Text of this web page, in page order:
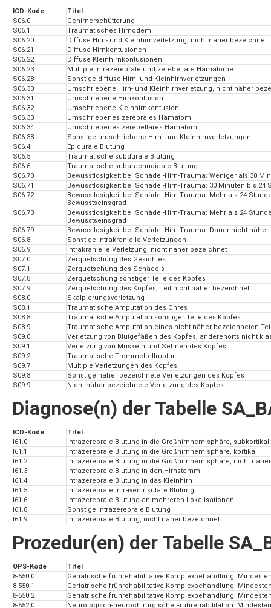
ICD-Kode
Titel
S06.0
Gehirnerschütterung
S06.1
Traumatisches Hirnödem
S06.20
Diffuse Hirn- und Kleinhirnverletzung, nicht näher bezeichnet
S06.21
Diffuse Hirnkontusionen
S06.22
Diffuse Kleinhirnkontusionen
S06.23
Multiple intrazerebrale und zerebellare Hämatome
S06.28
Sonstige diffuse Hirn- und Kleinhirnverletzungen
S06.30
Umschriebene Hirn- und Kleinhirnverletzung, nicht näher
S06.31
Umschriebene Hirnkontusion
S06.32
Umschriebene Kleinhirnkontusion
S06.33
Umschriebenes zerebrales Hämatom
S06.34
Umschriebenes zerebellares Hämatom
S06.38
Sonstige umschriebene Hirn- und Kleinhirnverletzungen
S06.4
Epidurale Blutung
S06.5
Traumatische subdurale Blutung
S06.6
Traumatische subarachnoidale Blutung
S06.70
Bewusstlosigkeit bei Schädel-Hirn-Trauma: Weniger als 30
S06.71
Bewusstlosigkeit bei Schädel-Hirn-Trauma: 30 Minuten bis 24
S06.72
Bewusstlosigkeit bei Schädel-Hirn-Trauma: Mehr als 24
Bewusstseinsgrad
S06.73
Bewusstlosigkeit bei Schädel-Hirn-Trauma: Mehr als 24
Bewusstseinsgrad
S06.79
Bewusstlosigkeit bei Schädel-Hirn-Trauma: Dauer nicht
S06.8
Sonstige intrakranielle Verletzungen
S06.9
Intrakranielle Verletzung, nicht näher bezeichnet
S07.0
Zerquetschung des Gesichtes
S07.1
Zerquetschung des Schädels
S07.8
Zerquetschung sonstiger Teile des Kopfes
S07.9
Zerquetschung des Kopfes, Teil nicht näher bezeichnet
S08.0
Skalpierungsverletzung
S08.1
Traumatische Amputation des Ohres
S08.8
Traumatische Amputation sonstiger Teile des Kopfes
S08.9
Traumatische Amputation eines nicht näher bezeichneten
S09.0
Verletzung von Blutgefäßen des Kopfes, anderenorts nicht
S09.1
Verletzung von Muskeln und Sehnen des Kopfes
S09.2
Traumatische Trommelfellruptur
S09.7
Multiple Verletzungen des Kopfes
S09.8
Sonstige näher bezeichnete Verletzungen des Kopfes
S09.9
Nicht näher bezeichnete Verletzung des Kopfes
Diagnose(n) der Tabelle
ICD-Kode
Titel
I61.0
Intrazerebrale Blutung in die Großhirnhemisphäre, subkortikal
I61.1
Intrazerebrale Blutung in die Großhirnhemisphäre, kortikal
I61.2
Intrazerebrale Blutung in die Großhirnhemisphäre, nicht
I61.3
Intrazerebrale Blutung in den Hirnstamm
I61.4
Intrazerebrale Blutung in das Kleinhirn
I61.5
Intrazerebrale intraventrikuläre Blutung
I61.6
Intrazerebrale Blutung an mehreren Lokalisationen
I61.8
Sonstige intrazerebrale Blutung
I61.9
Intrazerebrale Blutung, nicht näher bezeichnet
Prozedur(en) der Tabelle
OPS-Kode
Titel
8-550.0
Geriatrische frührehabilitative Komplexbehandlung:
8-550.1
Geriatrische frührehabilitative Komplexbehandlung:
8-550.2
Geriatrische frührehabilitative Komplexbehandlung:
8-552.0
Neurologisch-neurochirurgische Frührehabilitation: